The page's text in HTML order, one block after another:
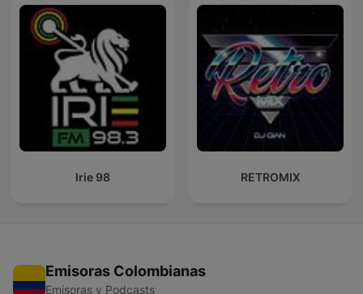
Irie 98 RETROMIX
Emisoras Colombianas
Emisoras y Podcasts